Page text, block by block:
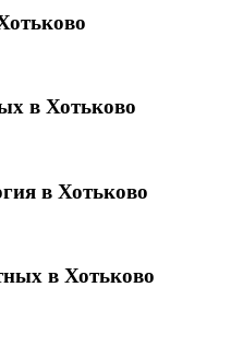
в Хотьково
в Хотьково
в Хотьково